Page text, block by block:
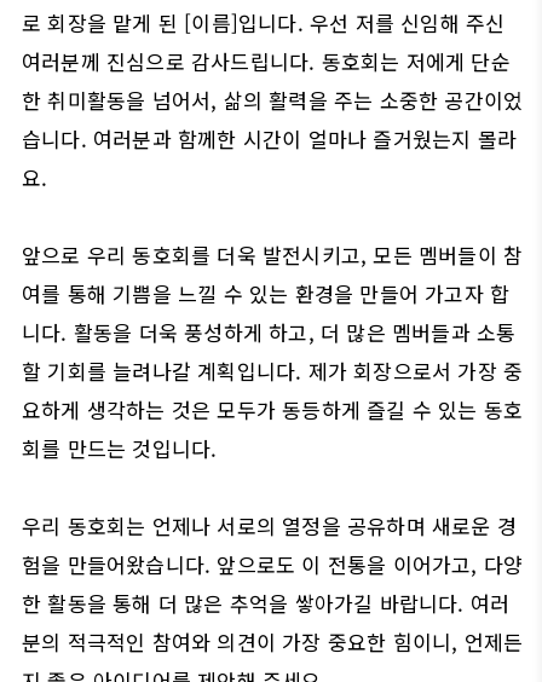
로 회장을 맡게 된 [이름]입니다. 우선 저를 신임해 주신
여러분께 진심으로 감사드립니다. 동호회는 저에게 단순
한 취미활동을 넘어서, 삶의 활력을 주는 소중한 공간이었
습니다. 여러분과 함께한 시간이 얼마나 즐거웠는지 몰라
요.
앞으로 우리 동호회를 더욱 발전시키고, 모든 멤버들이 참
여를 통해 기쁨을 느낄 수 있는 환경을 만들어 가고자 합
니다. 활동을 더욱 풍성하게 하고, 더 많은 멤버들과 소통
할 기회를 늘려나갈 계획입니다. 제가 회장으로서 가장 중
요하게 생각하는 것은 모두가 동등하게 즐길 수 있는 동호
회를 만드는 것입니다.
우리 동호회는 언제나 서로의 열정을 공유하며 새로운 경
험을 만들어왔습니다. 앞으로도 이 전통을 이어가고, 다양
한 활동을 통해 더 많은 추억을 쌓아가길 바랍니다. 여러
분의 적극적인 참여와 의견이 가장 중요한 힘이니, 언제든